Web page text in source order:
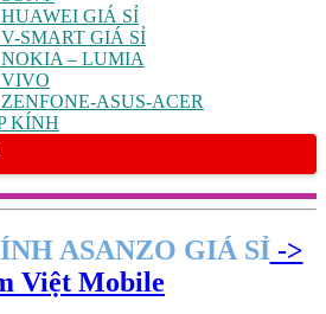
GIÁ SỈ
SMART GIÁ SỈ
– LUMIA
ASUS-ACER
KÍNH
ASANZO GIÁ SỈ->
Việt Mobile